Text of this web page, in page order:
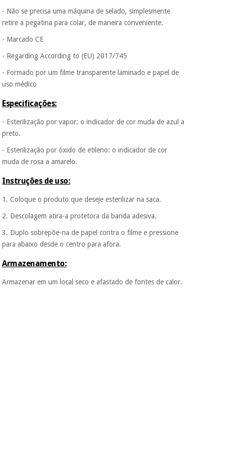
- Não se precisa uma máquina de selado, simplesmente
retire a pegatina para colar, de maneira conveniente.
- Marcado CE
- Regarding According to (EU) 2017/745
- Formado por um filme transparente laminado e papel de
uso médico
Especificações:
- Esterilização por vapor: o indicador de cor muda de azul a
preto.
- Esterilização por óxido de etileno: o indicador de cor
muda de rosa a amarelo.
Instruções de uso:
1. Coloque o produto que deseje esterilizar na saca.
2. Descolagem atira-a protetora da banda adesiva.
3. Duplo sobrepõe-na de papel contra o filme e pressione
para abaixo desde o centro para afora.
Armazenamento:
Armazenar em um local seco e afastado de fontes de calor.